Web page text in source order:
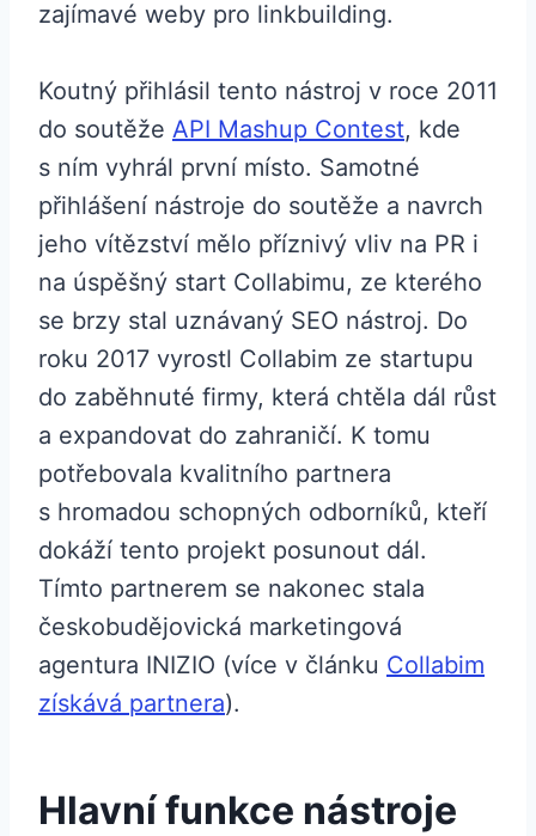
zajímavé weby pro linkbuilding.
Koutný přihlásil tento nástroj v roce 2011
do soutěže API Mashup Contest, kde
s ním vyhrál první místo. Samotné
přihlášení nástroje do soutěže a navrch
jeho vítězství mělo příznivý vliv na PR i
na úspěšný start Collabimu, ze kterého
se brzy stal uznávaný SEO nástroj. Do
roku 2017 vyrostl Collabim ze startupu
do zaběhnuté firmy, která chtěla dál růst
a expandovat do zahraničí. K tomu
potřebovala kvalitního partnera
s hromadou schopných odborníků, kteří
dokáží tento projekt posunout dál.
Tímto partnerem se nakonec stala
českobudějovická marketingová
agentura INIZIO (více v článku Collabim
získává partnera).
Hlavní funkce nástroje